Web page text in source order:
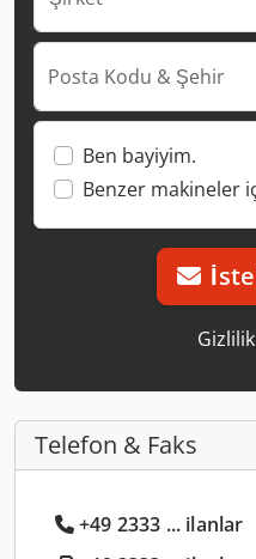
Posta Kodu & Şehir
Ben bayiyim.
Benzer makineler
Telefon & Faks
+49 2333 ... ilanlar